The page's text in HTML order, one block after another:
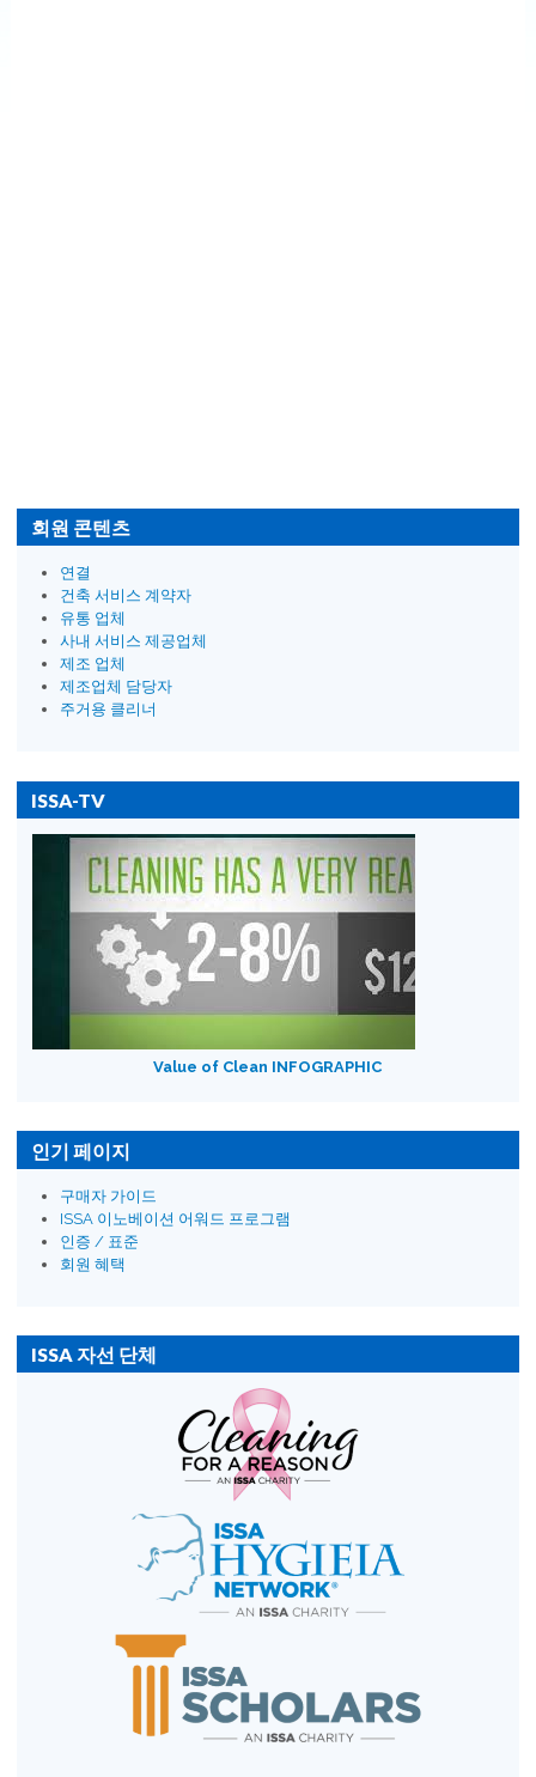
회원 콘텐츠
연결
건축 서비스 계약자
유통 업체
사내 서비스 제공업체
제조 업체
제조업체 담당자
주거용 클리너
ISSA-TV
Value of Clean INFOGRAPHIC
인기 페이지
구매자 가이드
ISSA 이노베이션 어워드 프로그램
인증 / 표준
회원 혜택
ISSA 자선 단체